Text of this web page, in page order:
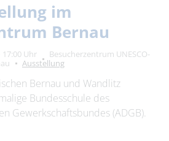
im
Bernau
17:00 Uhr
Besucherzentrum UNESCO-
Ausstellung
Bernau und Wandlitz
Bundesschule des
Gewerkschaftsbundes (ADGB).